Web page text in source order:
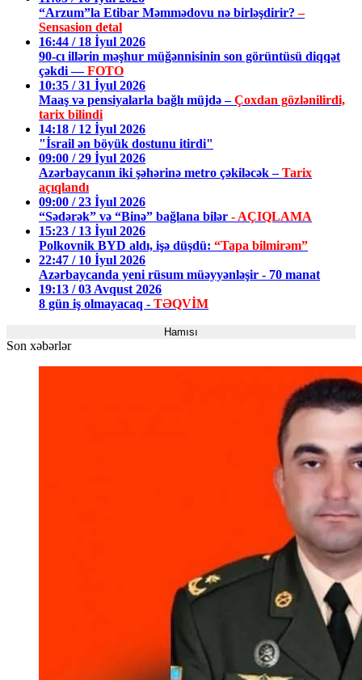
“Arzum”la Etibar Məmmədovu nə birləşdirir?–
Sensasion detal
16:44 / 18 İyul 2026
90-cı illərin məşhur müğənnisinin son görüntüsü diqqət
çəkdi —FOTO
10:35 / 31 İyul 2026
Maaş və pensiyalarla bağlı müjdə –Çoxdan gözlənilirdi,
tarix bilindi
14:18 / 12 İyul 2026
"İsrail ən böyük dostunu itirdi"
09:00 / 29 İyul 2026
Azərbaycanın iki şəhərinə metro çəkiləcək –Tarix
açıqlandı
09:00 / 23 İyul 2026
“Sədərək” və “Binə” bağlana bilər - AÇIQLAMA
15:23 / 13 İyul 2026
Polkovnik BYD aldı, işə düşdü: “Tapa bilmirəm”
22:47 / 10 İyul 2026
Azərbaycanda yeni rüsum müəyyənləşir - 70 manat
19:13 / 03 Avqust 2026
8 gün iş olmayacaq - TƏQVİM
Hamısı
Son xəbərlər